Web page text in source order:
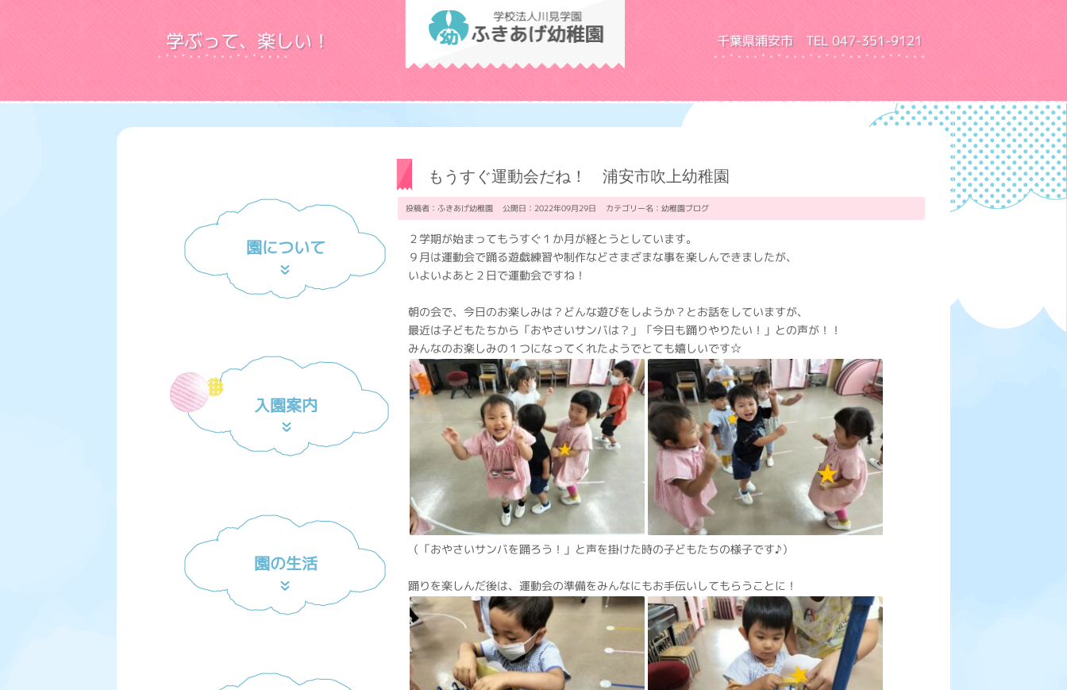
学ぶって、楽しい！
学校法人川見学園 ふきあげ幼稚園
千葉県浦安市 TEL 047-351-9121
園について
入園案内
園の生活
もうすぐ運動会だね！ 浦安市吹上幼稚園
投稿者：ふきあげ幼稚園 公開日：2022年09月29日 カテゴリー名： 幼稚園ブログ
２学期が始まってもうすぐ１か月が経とうとしています。
９月は運動会で踊る遊戯練習や制作などさまざまな事を楽しんできましたが、
いよいよあと２日で運動会ですね！
朝の会で、今日のお楽しみは？どんな遊びをしようか？とお話をしていますが、
最近は子どもたちから「おやさいサンバは？」「今日も踊りやりたい！」との声が！！
みんなのお楽しみの１つになってくれたようでとても嬉しいです☆
（「おやさいサンバを踊ろう！」と声を掛けた時の子どもたちの様子です♪）
踊りを楽しんだ後は、運動会の準備をみんなにもお手伝いしてもらうことに！